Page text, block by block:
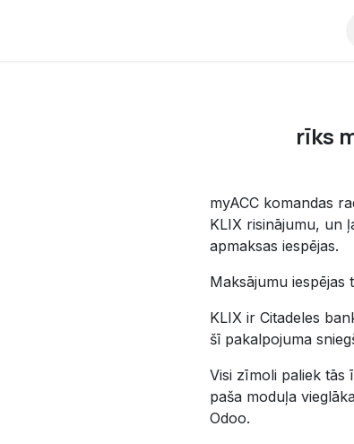
rīks
myACC komandas
KLIX risinājumu, un
apmaksas iespējas.
Maksājumu iespējas
KLIX ir Citadeles
šī pakalpojuma
Visi zīmoli paliek tās
paša moduļa
Odoo.